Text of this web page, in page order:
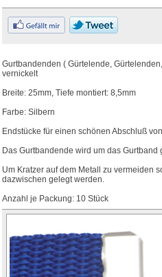
Gurtbandenden ( Gürtelende,
vernickelt
Breite: 25mm, Tiefe montiert: 8,5mm
Farbe: Silbern
Endstücke für einen schönen Abschluß
Das Gurtbandende wird um das
Um Kratzer auf dem Metall zu vermeiden
dazwischen gelegt werden.
Anzahl je Packung: 10 Stück